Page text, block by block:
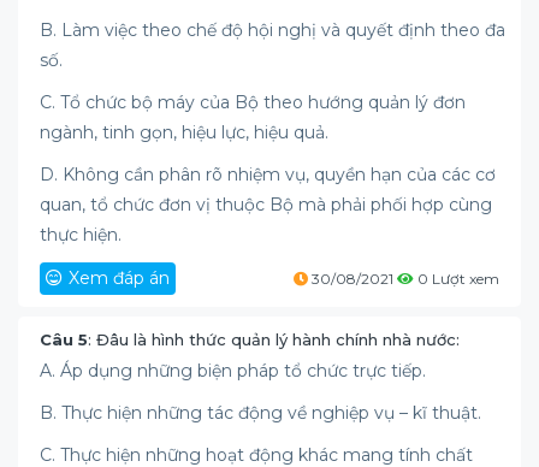
B. Làm việc theo chế độ hội nghị và quyết định theo đa
số.
C. Tổ chức bộ máy của Bộ theo hướng quản lý đơn
ngành, tinh gọn, hiệu lực, hiệu quả.
D. Không cần phân rõ nhiệm vụ, quyền hạn của các cơ
quan, tổ chức đơn vị thuộc Bộ mà phải phối hợp cùng
thực hiện.
Xem đáp án
30/08/2021 0 Lượt xem
Câu 5: Đâu là hình thức quản lý hành chính nhà nước:
A. Áp dụng những biện pháp tổ chức trực tiếp.
B. Thực hiện những tác động về nghiệp vụ – kĩ thuật.
C. Thực hiện những hoạt động khác mang tính chất